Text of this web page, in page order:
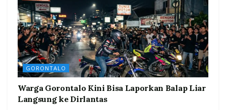
GORONTALO
Warga Gorontalo Kini Bisa Laporkan Balap Liar
Langsung ke Dirlantas